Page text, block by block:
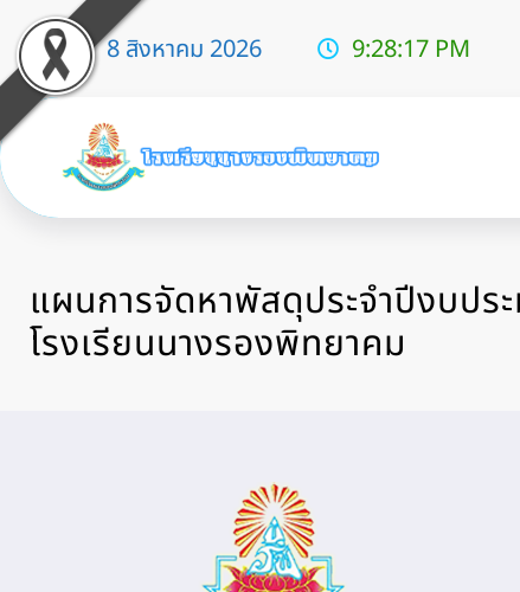
8 สิงหาคม 2026 9:28:18 PM
แผนการจัดหาพัสดุประจําปีงบปร
โรงเรียนนางรองพิทยาคม